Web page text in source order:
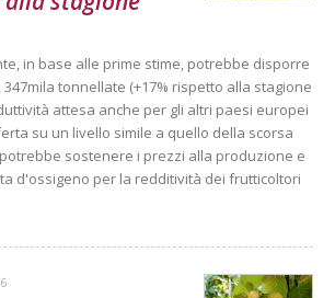
in base alle prime stime, potrebbe disporre
tonnellate (+17% rispetto alla stagione
attesa anche per gli altri paesi europei
su un livello simile a quello della scorsa
sostenere i prezzi alla produzione e
d'ossigeno per la redditività dei frutticoltori